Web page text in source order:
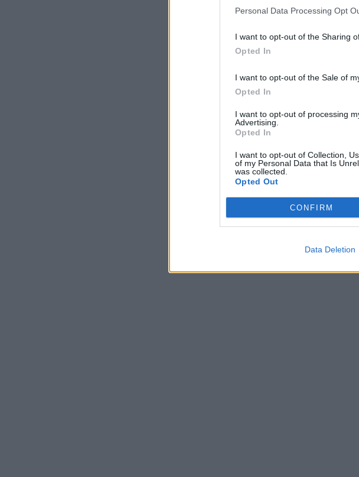
Personal Data Processing Opt
I want to opt-out of the Sharing
Opted In
I want to opt-out of the Sale of
Opted In
I want to opt-out of processing
Advertising.
Opted In
I want to opt-out of Collection,
of my Personal Data that Is
was collected.
Opted Out
CONFIRM
Data Deletion